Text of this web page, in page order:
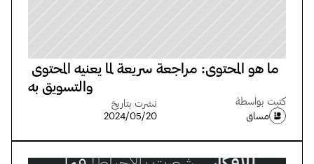
والتسويق به
كتبت بواسطة
مساق
نشرت بتاريخ
20‏/05‏/2024